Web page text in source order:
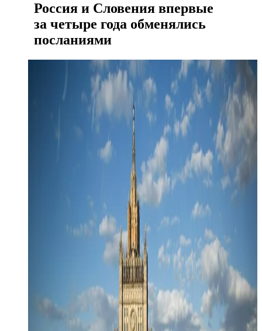
Россия и Словения впервые
за четыре года обменялись
посланиями